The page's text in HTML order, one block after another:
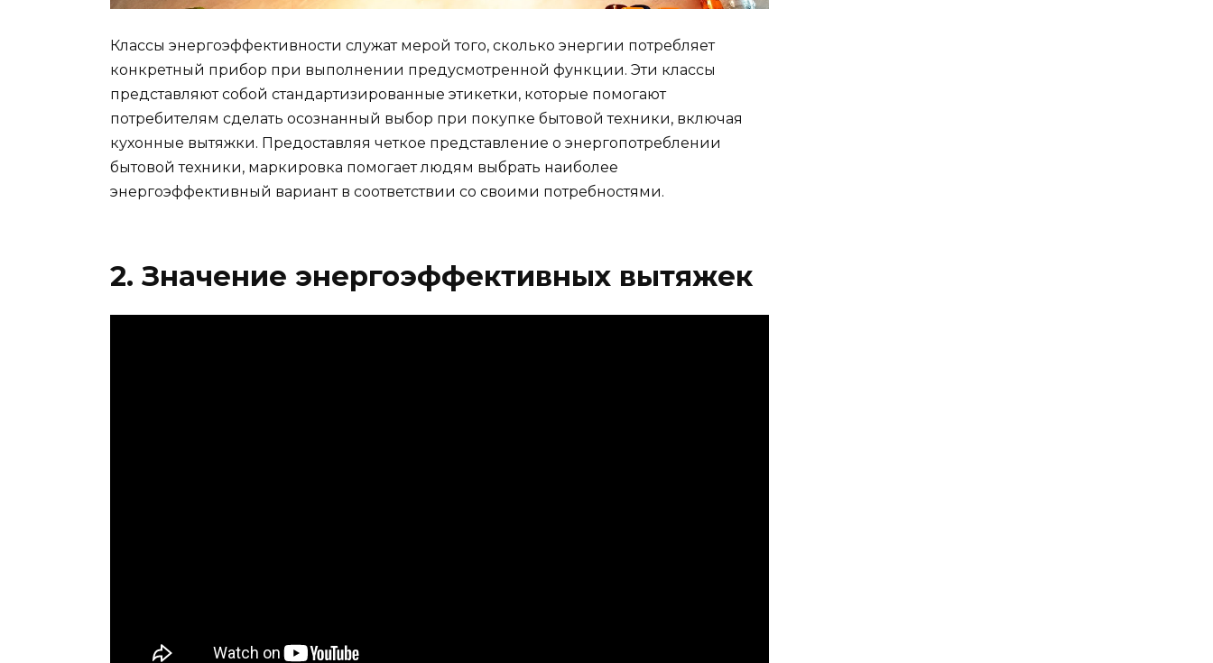
Классы энергоэффективности служат мерой того, сколько энергии потребляет
конкретный прибор при выполнении предусмотренной функции. Эти классы
представляют собой стандартизированные этикетки, которые помогают
потребителям сделать осознанный выбор при покупке бытовой техники, включая
кухонные вытяжки. Предоставляя четкое представление о энергопотреблении
бытовой техники, маркировка помогает людям выбрать наиболее
энергоэффективный вариант в соответствии со своими потребностями.
2. Значение энергоэффективных вытяжек